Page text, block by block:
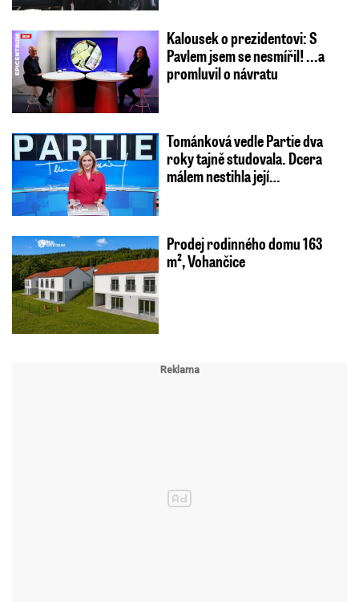
Kalousek o prezidentovi: S
Pavlem jsem se nesmířil! ...a
promluvil o návratu
Tománková vedle Partie dva
roky tajně studovala. Dcera
málem nestihla její…
Prodej rodinného domu 163
m², Vohančice